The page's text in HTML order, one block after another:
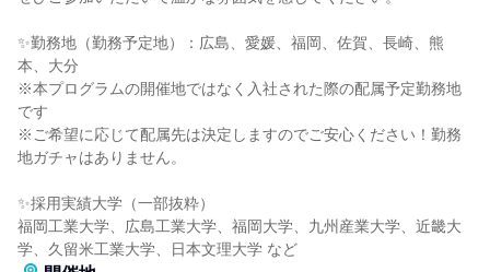
✨勤務地（勤務予定地）：広島、愛媛、福岡、佐賀、長崎、熊
本、大分
※本プログラムの開催地ではなく入社された際の配属予定勤務地
です
※ご希望に応じて配属先は決定しますのでご安心ください！勤務
地ガチャはありません。
✨採用実績大学（一部抜粋）
福岡工業大学、広島工業大学、福岡大学、九州産業大学、近畿大
学、久留米工業大学、日本文理大学 など